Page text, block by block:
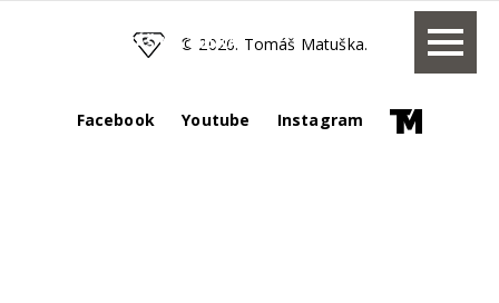
TOMÁŠ MATUŠKA© 2026. Tomáš Matuška.
Facebook Youtube Instagram